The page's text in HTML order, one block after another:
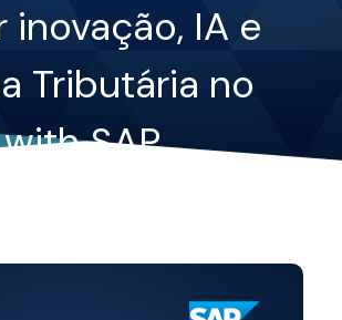
IA e
Tributária no
SAP